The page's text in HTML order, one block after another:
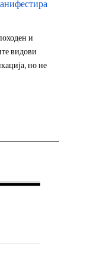
и
видови
но не